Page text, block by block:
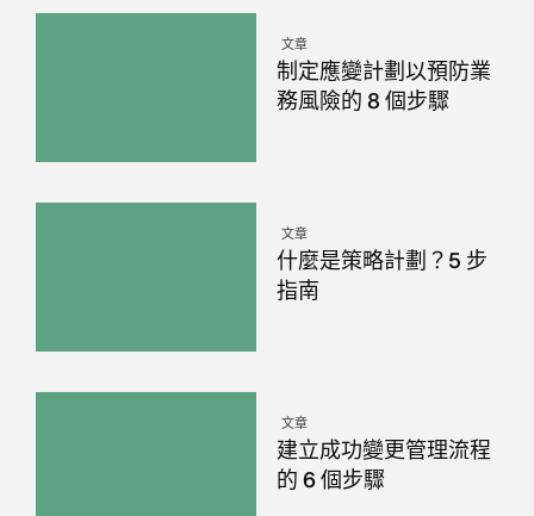
文章
制定應變計劃以預防業
務風險的 8 個步驟
文章
什麼是策略計劃？5 步
指南
文章
建立成功變更管理流程
的 6 個步驟